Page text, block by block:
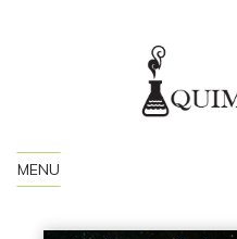
MENU